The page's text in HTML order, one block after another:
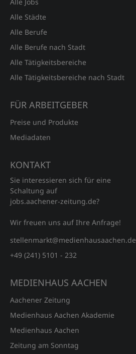
An Fürthenrode 9-15
Gärtner / Gartenhelfer (m/w/d)
13.07.2026
Geilenkirchen
04.08.2026
Alle Städte
Alle Berufe
Alle Berufe nach Stadt
Alle Tätigkeitsbereiche
Alle Tätigkeitsbereiche nach Stadt
FÜR ARBEITGEBER
Preise und Produkte
Mediadaten
KONTAKT
Sie interessieren sich für eine
Schaltung auf
jobs.aachener‑zeitung.de?
Wir freuen uns auf Ihre Anfrage!
stellenmarkt@medienhausaachen.de
+49 (241) 5101 - 232
MEDIENHAUS AACHEN
Aachener Zeitung
Medienhaus Aachen Akademie
Medienhaus Aachen
Zeitung am Sonntag